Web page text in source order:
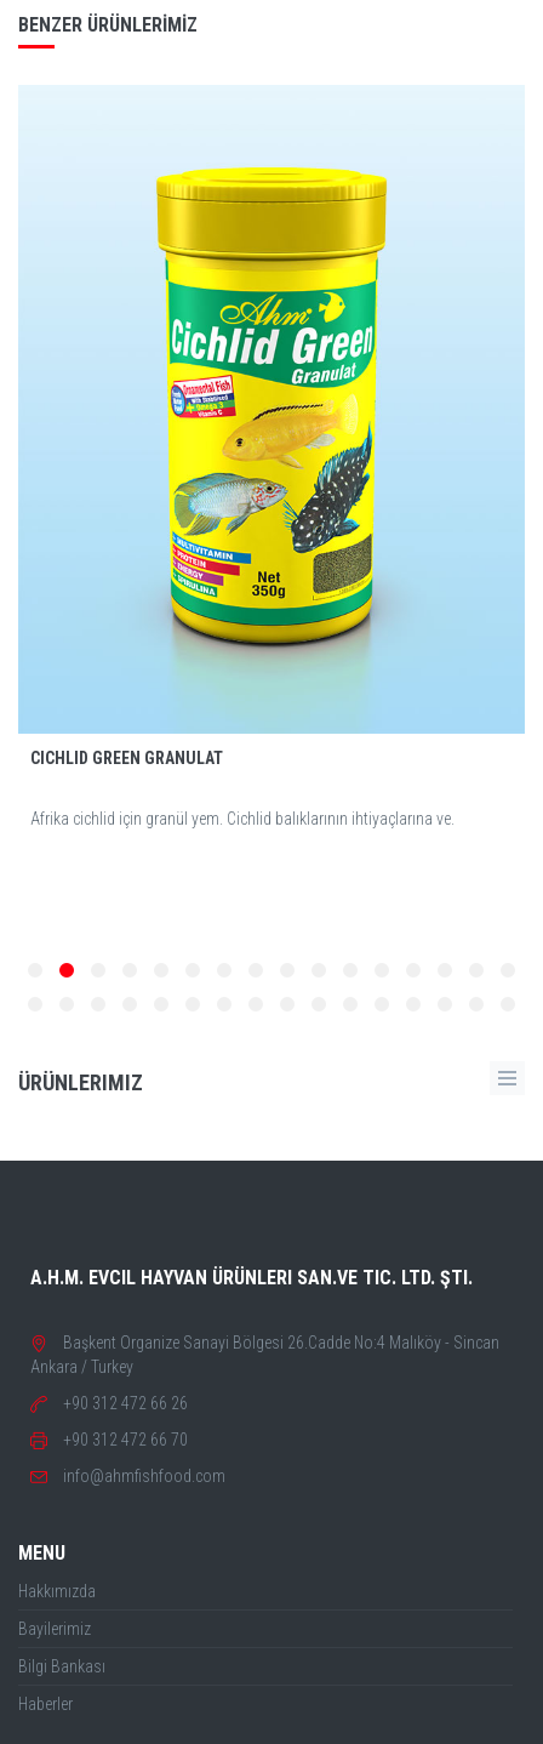
BENZER ÜRÜNLERIMIZ
CICHLID GREEN GRANULAT
Afrika cichlid için granül yem. Cichlid balıklarının ihtiyaçlarına ve.
ÜRÜNLERIMIZ
A.H.M. EVCIL HAYVAN ÜRÜNLERI SAN.VE TIC. LTD. ŞTI.
Başkent Organize Sanayi Bölgesi 26.Cadde No:4 Malıköy - Sincan
Ankara / Turkey
+90 312 472 66 26
+90 312 472 66 70
info@ahmfishfood.com
MENU
Hakkımızda
Bayilerimiz
Bilgi Bankası
Haberler